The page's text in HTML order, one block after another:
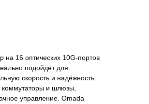
16 оптических 10G‑портов
подойдёт для
скорость и надёжность.
коммутаторы и шлюзы,
управление. Omada